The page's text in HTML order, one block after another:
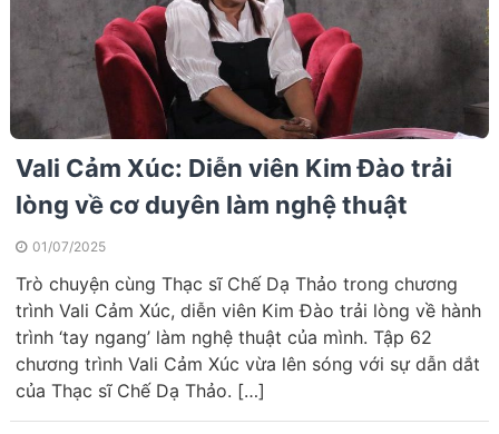
Vali Cảm Xúc: Diễn viên Kim Đào trải
lòng về cơ duyên làm nghệ thuật
01/07/2025
Trò chuyện cùng Thạc sĩ Chế Dạ Thảo trong chương
trình Vali Cảm Xúc, diễn viên Kim Đào trải lòng về hành
trình ‘tay ngang’ làm nghệ thuật của mình. Tập 62
chương trình Vali Cảm Xúc vừa lên sóng với sự dẫn dắt
của Thạc sĩ Chế Dạ Thảo. […]